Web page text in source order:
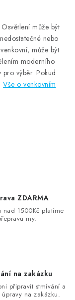
může být
nebo
může být
moderního
pro výběr. Pokud
Vše o venkovním
ZDARMA
nad 1500Kč platíme
my.
na zakázku
připravit stmívání a
na zakázku.